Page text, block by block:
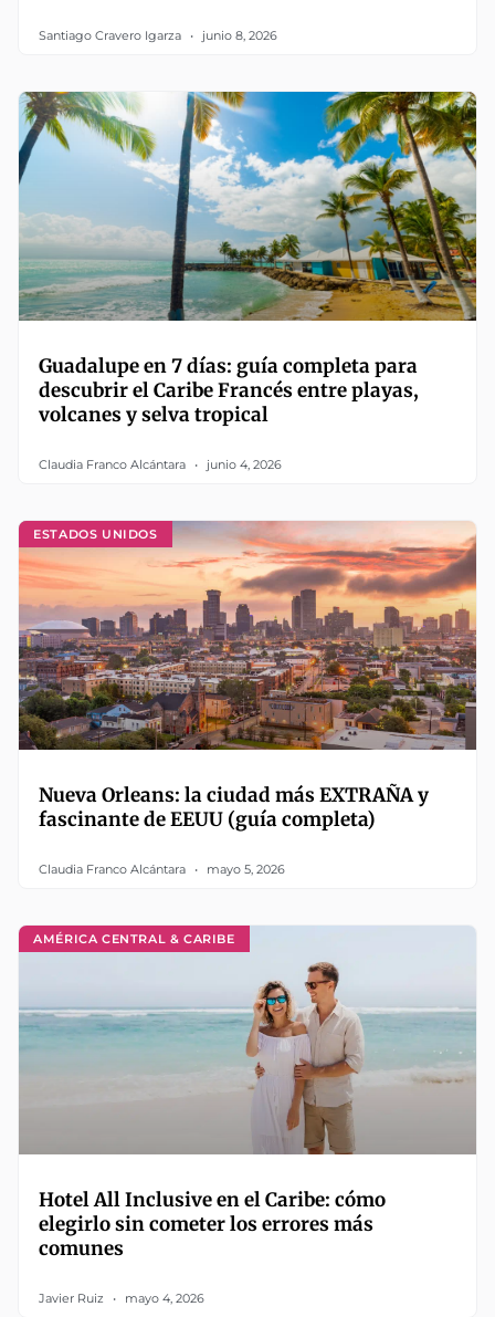
Santiago Cravero Igarza junio 8, 2026
Guadalupe en 7 días: guía completa para
descubrir el Caribe Francés entre playas,
volcanes y selva tropical
Claudia Franco Alcántara junio 4, 2026
ESTADOS UNIDOS
Nueva Orleans: la ciudad más EXTRAÑA y
fascinante de EEUU (guía completa)
Claudia Franco Alcántara mayo 5, 2026
AMÉRICA CENTRAL & CARIBE
Hotel All Inclusive en el Caribe: cómo
elegirlo sin cometer los errores más
comunes
Javier Ruiz mayo 4, 2026